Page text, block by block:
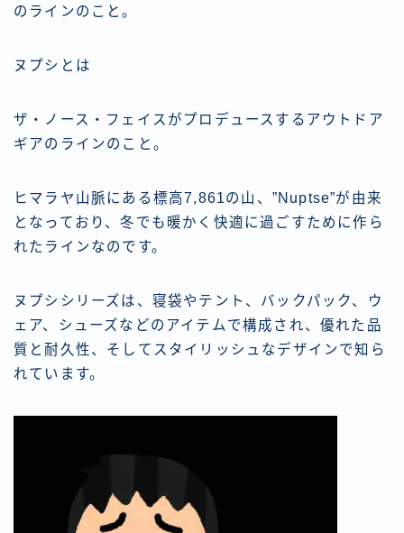
のラインのこと。
ヌプシとは
ザ・ノース・フェイスがプロデュースするアウトドア
ギアのラインのこと。
ヒマラヤ山脈にある標高7,861の山、”Nuptse”が由来
となっており、冬でも暖かく快適に過ごすために作ら
れたラインなのです。
ヌプシシリーズは、寝袋やテント、バックパック、ウ
ェア、シューズなどのアイテムで構成され、優れた品
質と耐久性、そしてスタイリッシュなデザインで知ら
れています。